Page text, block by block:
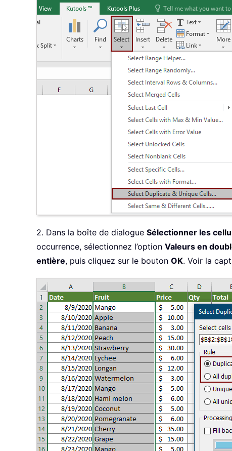
2. Dans la boîte de dialogue Sélectionner les
occurrence, sélectionnez l’option Valeurs en
entière, puis cliquez sur le bouton OK. Voir la